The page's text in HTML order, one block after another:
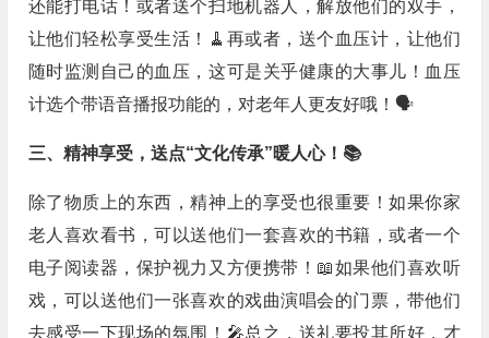
还能打电话！或者送个扫地机器人，解放他们的双手，
让他们轻松享受生活！🧹再或者，送个血压计，让他们
随时监测自己的血压，这可是关乎健康的大事儿！血压
计选个带语音播报功能的，对老年人更友好哦！🗣️
三、精神享受，送点“文化传承”暖人心！📚
除了物质上的东西，精神上的享受也很重要！如果你家
老人喜欢看书，可以送他们一套喜欢的书籍，或者一个
电子阅读器，保护视力又方便携带！📖如果他们喜欢听
戏，可以送他们一张喜欢的戏曲演唱会的门票，带他们
去感受一下现场的氛围！🎤总之，送礼要投其所好，才